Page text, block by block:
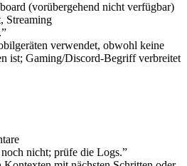
(vorübergehend nicht verfügbar)
Streaming
verwendet, obwohl keine
ist; Gaming/Discord-Begriff verbreitet
nicht; prüfe die Logs.”